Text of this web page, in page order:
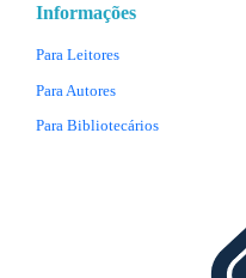
Informações
Para Leitores
Para Autores
Para Bibliotecários